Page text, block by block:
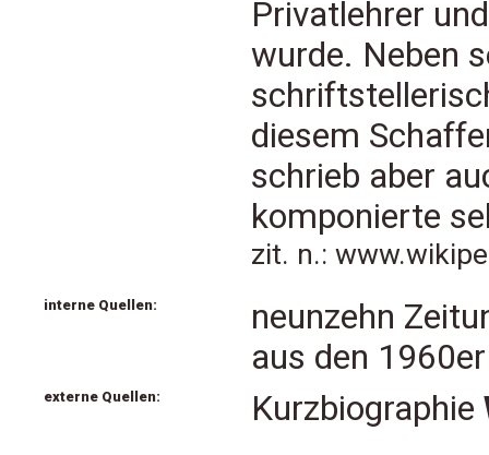
Privatlehrer
wurde. Neben
diesem
schrieb aber
komponierte
zit. n.:
interne Quellen:
neunzehn
aus den
externe Quellen: Kurzbiographie